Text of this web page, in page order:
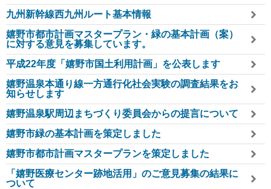
九州新幹線西九州ルート基本情報
嬉野市都市計画マスタープラン・緑の基本計画（案）
に対する意見を募集しています。
平成22年度「嬉野市国土利用計画」を公表します
嬉野温泉本通り線一方通行化社会実験の調査結果をお
知らせします
嬉野温泉駅周辺まちづくり委員会からの提言について
嬉野市緑の基本計画を策定しました
嬉野市都市計画マスタープランを策定しました
「嬉野医療センター跡地活用」のご意見募集の結果に
ついて